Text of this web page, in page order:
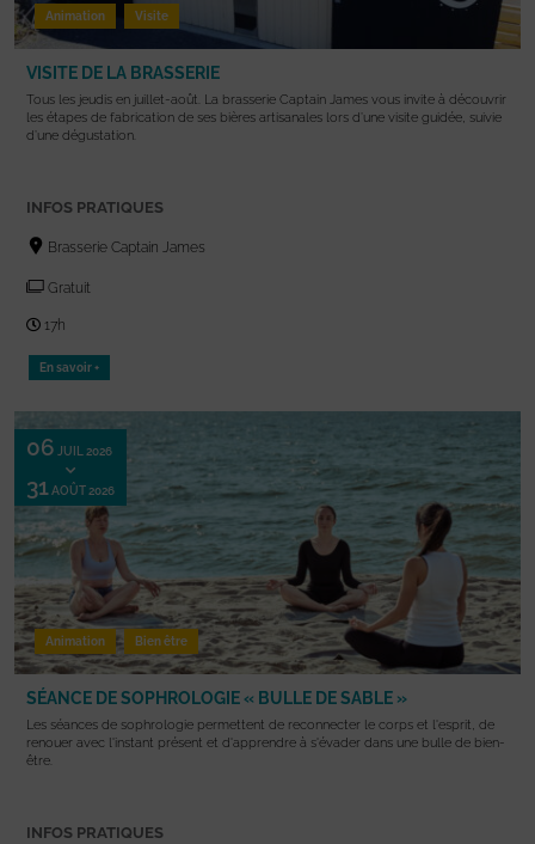
Animation Visite
VISITE DE LA BRASSERIE
Tous les jeudis en juillet-août. La brasserie Captain James vous invite à découvrir
les étapes de fabrication de ses bières artisanales lors d’une visite guidée, suivie
d’une dégustation.
INFOS PRATIQUES
Brasserie Captain James
Gratuit
17h
En savoir +
06 JUIL 2026
31 AOÛT 2026
Animation Bien être
SÉANCE DE SOPHROLOGIE « BULLE DE SABLE »
Les séances de sophrologie permettent de reconnecter le corps et l'esprit, de
renouer avec l'instant présent et d'apprendre à s'évader dans une bulle de bien-
être.
INFOS PRATIQUES